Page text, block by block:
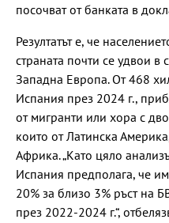
посочват от банката в
Резултатът е, че
страната почти се удвои в
Западна Европа. От 468
Испания през 2024 г.,
от мигранти или хора с
които от Латинска
Африка. „Като цяло
Испания предполага, че
20% за близо 3% ръст на
през 2022-2024 г.“,